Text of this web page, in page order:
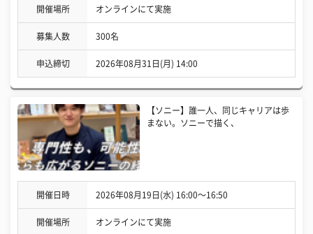
開催場所 オンラインにて実施
募集人数 300名
申込締切 2026年08月31日(月) 14:00
【ソニー】誰一人、同じキャリアは歩
まない。ソニーで描く、
開催日時 2026年08月19日(水) 16:00〜16:50
開催場所 オンラインにて実施